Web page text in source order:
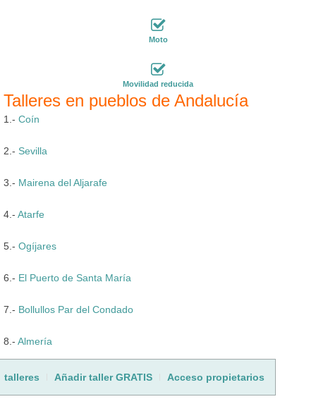
Moto
Movilidad reducida
Talleres en pueblos de Andalucía
1.- Coín
2.- Sevilla
3.- Mairena del Aljarafe
4.- Atarfe
5.- Ogíjares
6.- El Puerto de Santa María
7.- Bollullos Par del Condado
8.- Almería
talleres Añadir taller GRATIS Acceso propietarios